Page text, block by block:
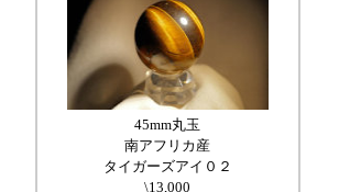
45mm丸玉
南アフリカ産
タイガーズアイ０２
\13,000